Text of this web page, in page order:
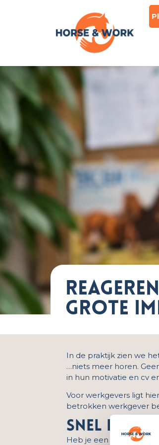
grote
In de praktijk zien we
…niets meer horen.
in hun motivatie en cv
Voor werkgevers ligt
betrokken werkgever
snel
Heb je een